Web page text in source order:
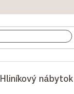
Hliníkový nábytok